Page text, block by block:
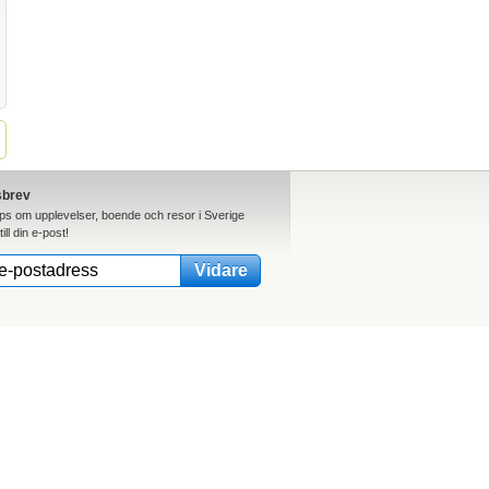
om upplevelser, boende och resor i Sverige
din e-post!